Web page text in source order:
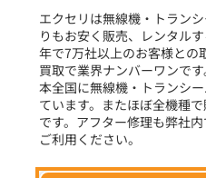
選択条件
エクセリは無線機・トラン
りもお安く販売、レンタル
年で7万社以上のお客様との
買取で業界ナンバーワンで
本全国に無線機・トランシ
ています。またほぼ全機種
です。アフター修理も弊社
ご利用ください。